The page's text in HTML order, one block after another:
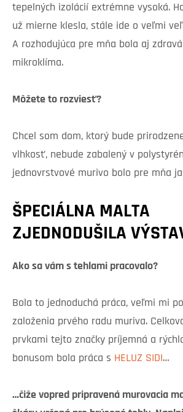
tepelných izolácií extrémne vysoká.
už mierne klesla, stále ide o veľmi
A rozhodujúca pre mňa bola aj
mikroklíma.
Môžete to rozviesť?
Chcel som dom, ktorý bude
vlhkosť, nebude zabalený v
jednovrstvové murivo bolo pre mňa
ŠPECIÁLNA MALTA
ZJEDNODUŠILA
Ako sa vám s tehlami pracovalo?
Bola to jednoduchá práca, veľmi mi
založenia prvého radu muriva.
prvkami tejto značky príjemná a
bonusom bola práca s HELUZ SIDI…
…čiže vopred pripravená murovacia